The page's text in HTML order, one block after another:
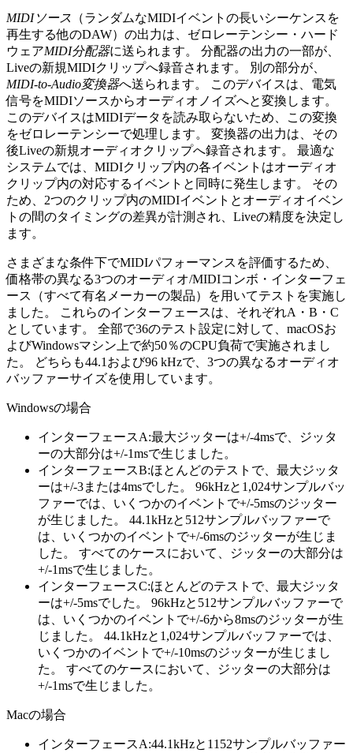
MIDIソース （ランダムなMIDIイベントの長いシーケンスを
再生する他のDAW）の出力は、ゼロレーテンシー・ハード
ウェアMIDI分配器に送られます。 分配器の出力の一部が、
Liveの新規MIDIクリップへ録音されます。 別の部分が、
MIDI-to-Audio変換器へ送られます。 このデバイスは、電気
信号をMIDIソースからオーディオノイズへと変換します。
このデバイスはMIDIデータを読み取らないため、この変換
をゼロレーテンシーで処理します。 変換器の出力は、その
後Liveの新規オーディオクリップへ録音されます。 最適な
システムでは、MIDIクリップ内の各イベントはオーディオ
クリップ内の対応するイベントと同時に発生します。 その
ため、2つのクリップ内のMIDIイベントとオーディオイベン
トの間のタイミングの差異が計測され、Liveの精度を決定し
ます。
さまざまな条件下でMIDIパフォーマンスを評価するため、
価格帯の異なる3つのオーディオ/MIDIコンボ・インターフェ
ース（すべて有名メーカーの製品）を用いてテストを実施し
ました。 これらのインターフェースは、それぞれA・B・C
としています。 全部で36のテスト設定に対して、macOSお
よびWindowsマシン上で約50％のCPU負荷で実施されまし
た。 どちらも44.1および96 kHzで、3つの異なるオーディオ
バッファーサイズを使用しています。
Windowsの場合
インターフェースA:最大ジッターは+/-4msで、ジッタ
ーの大部分は+/-1msで生じました。
インターフェースB:ほとんどのテストで、最大ジッタ
ーは+/-3または4msでした。 96kHzと1,024サンプルバッ
ファーでは、いくつかのイベントで+/-5msのジッター
が生じました。 44.1kHzと512サンプルバッファーで
は、いくつかのイベントで+/-6msのジッターが生じま
した。 すべてのケースにおいて、ジッターの大部分は
+/-1msで生じました。
インターフェースC:ほとんどのテストで、最大ジッタ
ーは+/-5msでした。 96kHzと512サンプルバッファーで
は、いくつかのイベントで+/-6から8msのジッターが生
じました。 44.1kHzと1,024サンプルバッファーでは、
いくつかのイベントで+/-10msのジッターが生じまし
た。 すべてのケースにおいて、ジッターの大部分は
+/-1msで生じました。
Macの場合
インターフェースA:44.1kHzと1152サンプルバッファー